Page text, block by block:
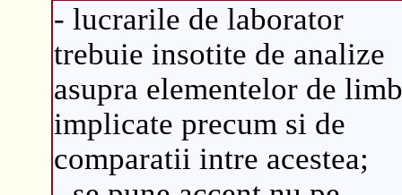
- lucrarile de laborator
trebuie insotite de analize
asupra elementelor de
implicate precum si de
comparatii intre acestea;